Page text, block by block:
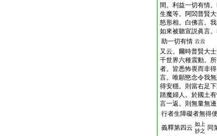
間。利益一切有情
生魔等。阿閦普賢
怒形相。白佛言。
如來被聽宣説眞言
助一切有情 云云
又云。爾時普賢大
千世界六種震動。
者。皆悉怖畏而非
言。唯願愍念令我
得安穩。則當右足
踏魔婦人。於國土
言一返。則無量無
行者生障礙者無得
義釋第四云 如上
抄之
同